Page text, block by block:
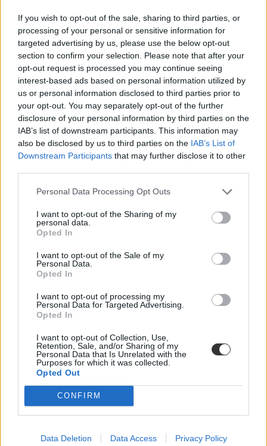
If you wish to opt-out of the sale, sharing to third parties, or
processing of your personal or sensitive information for
targeted advertising by us, please use the below opt-out
section to confirm your selection. Please note that after your
opt-out request is processed you may continue seeing
interest-based ads based on personal information utilized by
us or personal information disclosed to third parties prior to
your opt-out. You may separately opt-out of the further
disclosure of your personal information by third parties on the
IAB’s list of downstream participants. This information may
also be disclosed by us to third parties on the IAB’s List of
Downstream Participants that may further disclose it to other
Personal Data Processing Opt Outs
I want to opt-out of the Sharing of my
personal data.
Opted In
I want to opt-out of the Sale of my
Personal Data.
Opted In
I want to opt-out of processing my
Personal Data for Targeted Advertising.
Opted In
I want to opt-out of Collection, Use,
Retention, Sale, and/or Sharing of my
Personal Data that Is Unrelated with the
Purposes for which it was collected.
Opted Out
CONFIRM
Data Deletion Data Access Privacy Policy
Közoktatás
Székács Linda
Egyetlen kép a magyar közoktatásról: ennyien
dolgoztak pedagógusként az előző tanévben
Újabb statisztika arról, hány pedagógus dolgozik a magyar
közoktatásban az óvodáktól, az általános iskolákon át a
gimnáziumokig.
Eduline/MTI
tanítanak férfiak az általános iskolákban, 30